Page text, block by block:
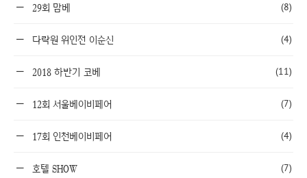
29회 맘베 (8)
다락원 위인전 이순신 (4)
2018 하반기 코베 (11)
12회 서울베이비페어 (7)
17회 인천베이비페어 (4)
호텔 SHOW (7)